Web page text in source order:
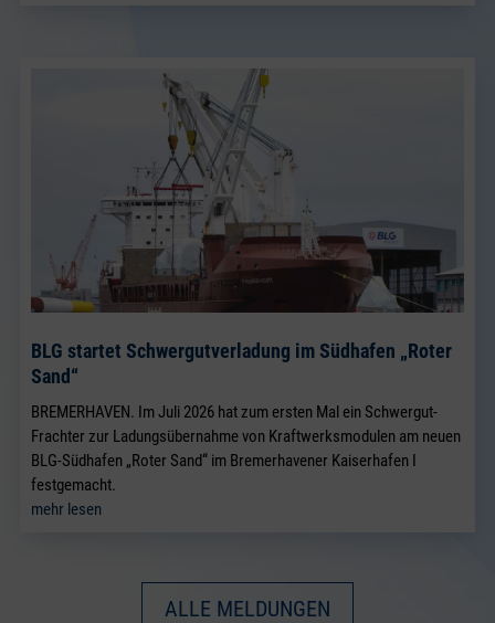
BLG startet Schwergutverladung im Südhafen „Roter
Sand“
BREMERHAVEN. Im Juli 2026 hat zum ersten Mal ein Schwergut-
Frachter zur Ladungsübernahme von Kraftwerksmodulen am neuen
BLG-Südhafen „Roter Sand“ im Bremerhavener Kaiserhafen I
festgemacht.
mehr lesen
ALLE MELDUNGEN